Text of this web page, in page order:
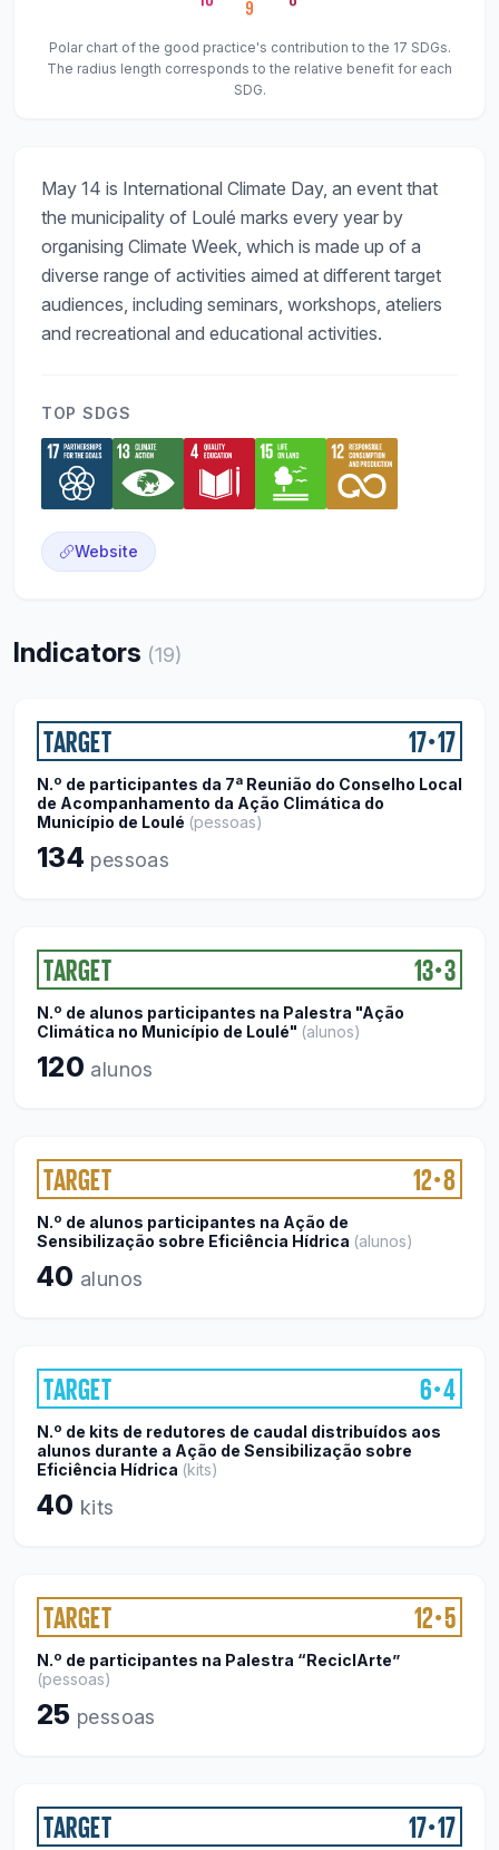
9
Polar chart of the good practice's contribution to the 17 SDGs.
The radius length corresponds to the relative benefit for each
SDG.
May 14 is International Climate Day, an event that
the municipality of Loulé marks every year by
organising Climate Week, which is made up of a
diverse range of activities aimed at different target
audiences, including seminars, workshops, ateliers
and recreational and educational activities.
TOP SDGS
Website
Indicators (19)
TARGET 17●17
N.º de participantes da 7ª Reunião do Conselho Local
de Acompanhamento da Ação Climática do
Município de Loulé (pessoas)
134 pessoas
TARGET 13●3
N.º de alunos participantes na Palestra "Ação
Climática no Município de Loulé" (alunos)
120 alunos
TARGET 12 ●8
N.º de alunos participantes na Ação de
Sensibilização sobre Eficiência Hídrica (alunos)
40 alunos
TARGET 6 ●4
N.º de kits de redutores de caudal distribuídos aos
alunos durante a Ação de Sensibilização sobre
Eficiência Hídrica (kits)
40 kits
TARGET 12 ●5
N.º de participantes na Palestra “ReciclArte”
(pessoas)
25 pessoas
TARGET 17●17